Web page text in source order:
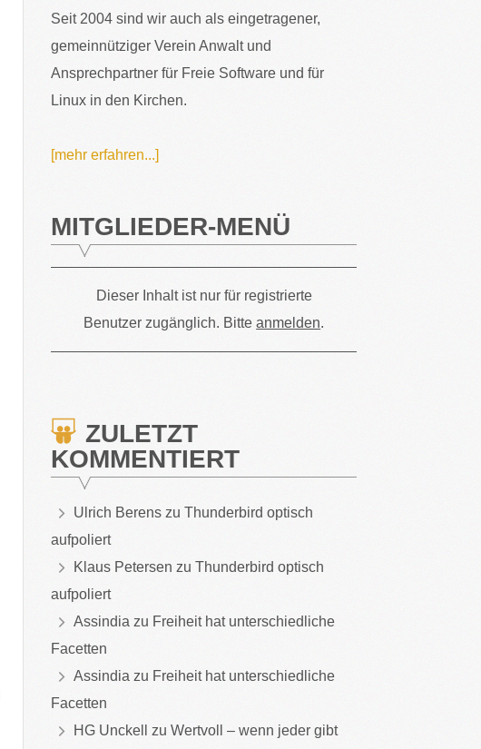
Seit 2004 sind wir auch als eingetragener,
gemeinnütziger Verein Anwalt und
Ansprechpartner für Freie Software und für
Linux in den Kirchen.
[mehr erfahren...]
MITGLIEDER-MENÜ
Dieser Inhalt ist nur für registrierte
Benutzer zugänglich. Bitteanmelden.
ZULETZT
KOMMENTIERT
Ulrich Berenszu Thunderbird optisch
aufpoliert
Klaus Petersen zu Thunderbird optisch
aufpoliert
Assindia zu Freiheit hat unterschiedliche
Facetten
Assindia zu Freiheit hat unterschiedliche
Facetten
HG Unckell
zu Wertvoll – wenn jeder gibt